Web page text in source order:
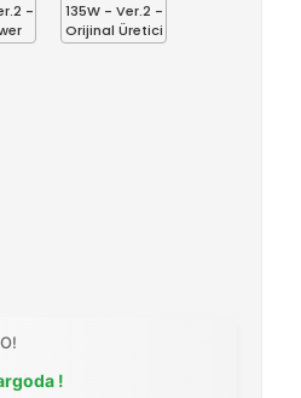
-
135W - Ver.2 -
Orijinal Üretici
!